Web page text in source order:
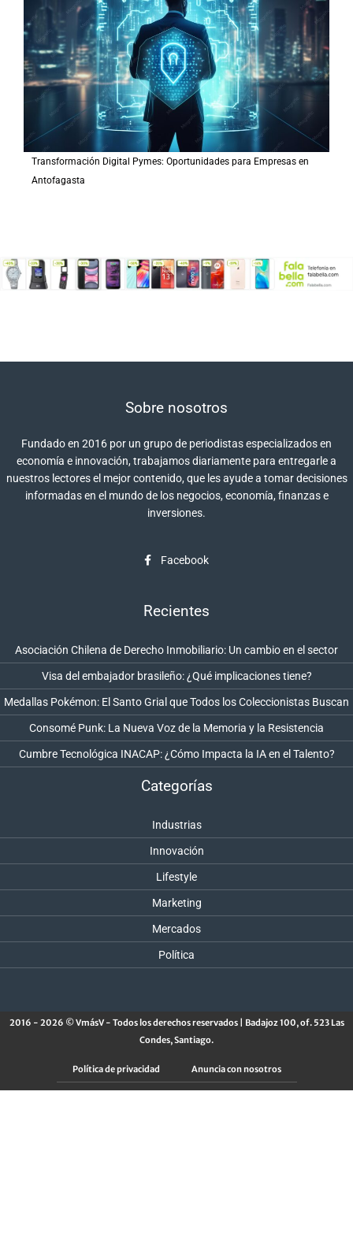
Transformación Digital Pymes: Oportunidades para Empresas en
Antofagasta
Sobre nosotros
Fundado en 2016 por un grupo de periodistas especializados en
economía e innovación, trabajamos diariamente para entregarle a
nuestros lectores el mejor contenido, que les ayude a tomar decisiones
informadas en el mundo de los negocios, economía, finanzas e
inversiones.
Facebook
Recientes
Asociación Chilena de Derecho Inmobiliario: Un cambio en el sector
Visa del embajador brasileño: ¿Qué implicaciones tiene?
Medallas Pokémon: El Santo Grial que Todos los Coleccionistas Buscan
Consomé Punk: La Nueva Voz de la Memoria y la Resistencia
Cumbre Tecnológica INACAP: ¿Cómo Impacta la IA en el Talento?
Categorías
Industrias
Innovación
Lifestyle
Marketing
Mercados
Política
2016 - 2026 © VmásV - Todos los derechos reservados | Badajoz 100, of. 523 Las
Condes, Santiago.
Política de privacidad Anuncia con nosotros